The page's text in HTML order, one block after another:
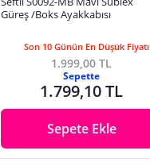
Güreş /Boks Ayakkabısı
Son 10 Günün En Düşük Fiyatı
1.999,00 TL
Sepette
1.799,10 TL
Sepete Ekle